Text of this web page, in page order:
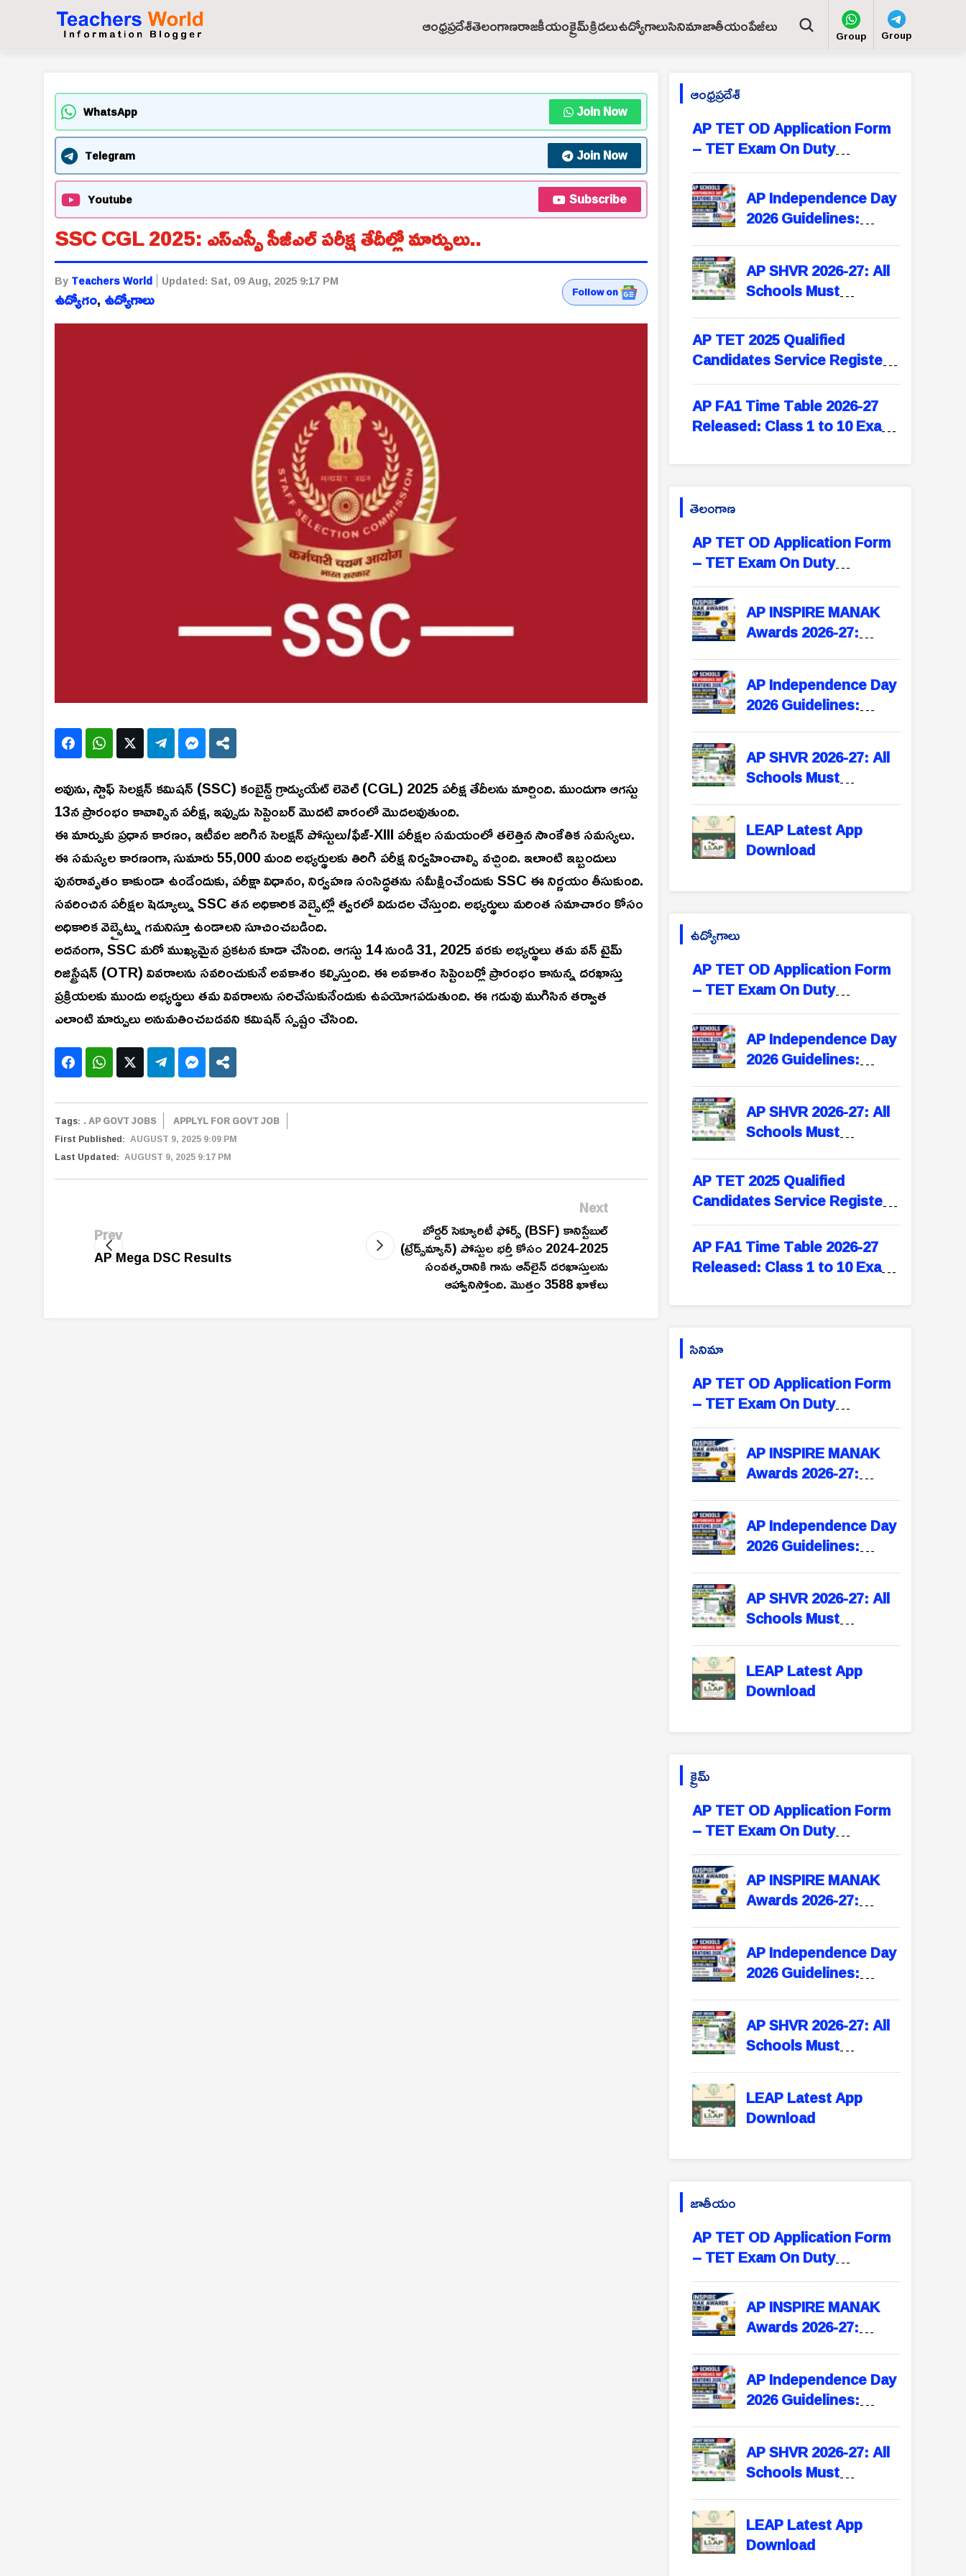
ఆంధ్రప్రదేశ్తెలంగాణరాజకీయంక్రైమ్క్రిడలుఉద్యోగాలుసినిమాజాతీయంపేజీలు Group Group
WhatsApp Join Now
Telegram Join Now
Youtube Subscribe
SSC CGL 2025: ఎస్ఎస్సీ సీజీఎల్ పరీక్ష తేదీల్లో మార్పులు..
ByTeachers World Updated:Sat, 09 Aug, 2025 9:17 PM
ఉద్యోగం,ఉద్యోగాలు Follow on
అవును, స్టాఫ్ సెలక్షన్ కమిషన్ (SSC) కంబైన్డ్ గ్రాడ్యుయేట్ లెవెల్ (CGL) 2025 పరీక్ష తేదీలను మార్చింది. ముందుగా ఆగస్టు
13న ప్రారంభం కావాల్సిన పరీక్ష, ఇప్పుడు సెప్టెంబర్ మొదటి వారంలో మొదలవుతుంది.
ఈ మార్పుకు ప్రధాన కారణం, ఇటీవల జరిగిన సెలక్షన్ పోస్టులు/ఫేజ్-XIII పరీక్షల సమయంలో తలెత్తిన సాంకేతిక సమస్యలు.
ఈ సమస్యల కారణంగా, సుమారు 55,000 మంది అభ్యర్థులకు తిరిగి పరీక్ష నిర్వహించాల్సి వచ్చింది. ఇలాంటి ఇబ్బందులు
పునరావృతం కాకుండా ఉండేందుకు, పరీక్షా విధానం, నిర్వహణ సంసిద్ధతను సమీక్షించేందుకు SSC ఈ నిర్ణయం తీసుకుంది.
సవరించిన పరీక్షల షెడ్యూల్ను SSC తన అధికారిక వెబ్సైట్లో త్వరలో విడుదల చేస్తుంది. అభ్యర్థులు మరింత సమాచారం కోసం
అధికారిక వెబ్సైట్ను గమనిస్తూ ఉండాలని సూచించబడింది.
అదనంగా, SSC మరో ముఖ్యమైన ప్రకటన కూడా చేసింది. ఆగస్టు 14 నుండి 31, 2025 వరకు అభ్యర్థులు తమ వన్ టైమ్
రిజిస్ట్రేషన్ (OTR) వివరాలను సవరించుకునే అవకాశం కల్పిస్తుంది. ఈ అవకాశం సెప్టెంబర్లో ప్రారంభం కానున్న దరఖాస్తు
ప్రక్రియలకు ముందు అభ్యర్థులు తమ వివరాలను సరిచేసుకునేందుకు ఉపయోగపడుతుంది. ఈ గడువు ముగిసిన తర్వాత
ఎలాంటి మార్పులు అనుమతించబడవని కమిషన్ స్పష్టం చేసింది.
Tags: . AP GOVT JOBS
APPLYL FOR GOVT JOB
First Published: AUGUST 9, 2025 9:09 PM
Last Updated: AUGUST 9, 2025 9:17 PM
Prev
AP Mega DSC Results
Next
బోర్డర్ సెక్యూరిటీ ఫోర్స్ (BSF) కానిస్టేబుల్
(ట్రేడ్స్‌మ్యాన్) పోస్టుల భర్తీ కోసం 2024-2025
సంవత్సరానికి గాను ఆన్‌లైన్ దరఖాస్తులను
ఆహ్వానిస్తోంది. మొత్తం 3588 ఖాళీలు
ఆంధ్రప్రదేశ్
AP TET OD Application Form
– TET Exam On Duty
Application Format for
TeachersAP Independence Day
2026 Guidelines:
Instructions for All
Schools
AP SHVR 2026-27: All
Schools Must
Evam Harit Vidyalaya
Rating | Portal Opens
August 1
AP TET 2025 Qualified
Candidates Service Register
Entry | TET Pass Details in SR
– Complete Format
AP FA1 Time Table 2026-27
Released: Class 1 to 10 Exam
Pattern
తెలంగాణ
AP TET OD Application Form
– TET Exam On Duty
Application Format for
TeachersAP INSPIRE MANAK
Awards 2026-27:
Open – Apply Before
September 15
AP Independence Day
2026 Guidelines:
Instructions for All
Schools
AP SHVR 2026-27: All
Schools Must
Rating | Portal Opens
August 1
LEAP Latest App
Download
ఉద్యోగాలు
AP TET OD Application Form
– TET Exam On Duty
Application Format for
TeachersAP Independence Day
2026 Guidelines:
Instructions for All
Schools
AP SHVR 2026-27: All
Schools Must
Evam Harit Vidyalaya
Rating | Portal Opens
August 1
AP TET 2025 Qualified
Candidates Service Register
Entry | TET Pass Details in SR
– Complete Format
AP FA1 Time Table 2026-27
Released: Class 1 to 10 Exam
Pattern
సినిమా
AP TET OD Application Form
– TET Exam On Duty
Application Format for
TeachersAP INSPIRE MANAK
Awards 2026-27:
Open – Apply Before
September 15
AP Independence Day
2026 Guidelines:
Instructions for All
Schools
AP SHVR 2026-27: All
Schools Must
Rating | Portal Opens
August 1
LEAP Latest App
Download
క్రైమ్
AP TET OD Application Form
– TET Exam On Duty
Application Format for
TeachersAP INSPIRE MANAK
Awards 2026-27:
Open – Apply Before
September 15
AP Independence Day
2026 Guidelines:
Instructions for All
Schools
AP SHVR 2026-27: All
Schools Must
Rating | Portal Opens
August 1
LEAP Latest App
Download
జాతీయం
AP TET OD Application Form
– TET Exam On Duty
Application Format for
TeachersAP INSPIRE MANAK
Awards 2026-27:
Open – Apply Before
September 15
AP Independence Day
2026 Guidelines:
Instructions for All
Schools
AP SHVR 2026-27: All
Schools Must
Rating | Portal Opens
August 1
LEAP Latest App
Download